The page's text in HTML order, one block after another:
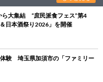
ら大集結 “庶民派食フェス”第4
日本酒祭り2026」を開催
験 埼玉県加須市の「ファミリー